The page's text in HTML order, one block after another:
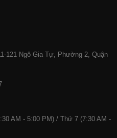
121 Ngô Gia Tự, Phường 2, Quận
AM - 5:00 PM) / Thứ 7 (7:30 AM -